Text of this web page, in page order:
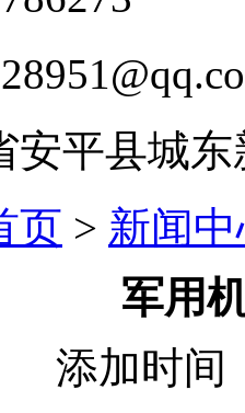
安平县城
页 > 新闻
军用
添加时间